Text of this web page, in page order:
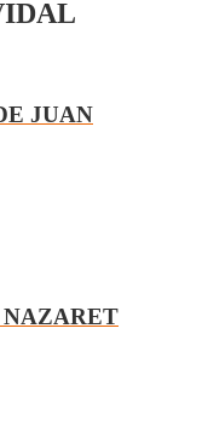
JUAN
NAZARET